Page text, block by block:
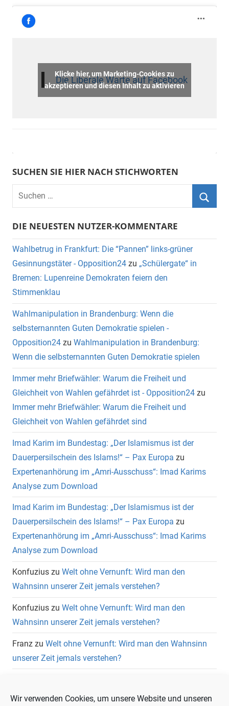
Wir verwenden Cookies, um unsere Website und unseren
Die Liberale Warte auf Facebook
Klicke hier, um Marketing-Cookies zu
akzeptieren und diesen Inhalt zu aktivieren
SUCHEN SIE HIER NACH STICHWORTEN
DIE NEUESTEN NUTZER-KOMMENTARE
Wahlbetrug in Frankfurt: Die “Pannen” links-grüner
Gesinnungstäter - Opposition24 zu „Schülergate“ in
Bremen: Lupenreine Demokraten feiern den
Stimmenklau
Wahlmanipulation in Brandenburg: Wenn die
selbsternannten Guten Demokratie spielen -
Opposition24 zu Wahlmanipulation in Brandenburg:
Wenn die selbsternannten Guten Demokratie spielen
Immer mehr Briefwähler: Warum die Freiheit und
Gleichheit von Wahlen gefährdet ist - Opposition24 zu
Immer mehr Briefwähler: Warum die Freiheit und
Gleichheit von Wahlen gefährdet sind
Imad Karim im Bundestag: „Der Islamismus ist der
Dauerpersilschein des Islams!“ – Pax Europa zu
Expertenanhörung im „Amri-Ausschuss“: Imad Karims
Analyse zum Download
Imad Karim im Bundestag: „Der Islamismus ist der
Dauerpersilschein des Islams!“ – Pax Europa zu
Expertenanhörung im „Amri-Ausschuss“: Imad Karims
Analyse zum Download
Konfuzius zu Welt ohne Vernunft: Wird man den
Wahnsinn unserer Zeit jemals verstehen?
Konfuzius zu Welt ohne Vernunft: Wird man den
Wahnsinn unserer Zeit jemals verstehen?
Franz zu Welt ohne Vernunft: Wird man den Wahnsinn
unserer Zeit jemals verstehen?
Wahnsinn unserer Zeit jemals verstehen?